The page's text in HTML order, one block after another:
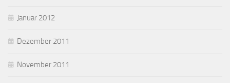
Januar 2012
Dezember 2011
November 2011